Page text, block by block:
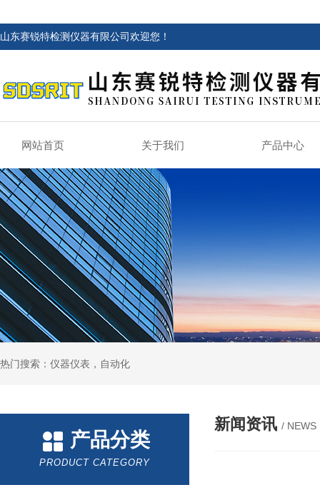
山东赛锐特检测仪器有限公司欢迎您！
网站首页 关于我们 产品中心
热门搜索：仪器仪表，自动化
产品分类
PRODUCT CATEGORY
新闻资讯 / NEWS